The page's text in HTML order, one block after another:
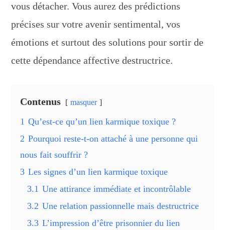
vous détacher. Vous aurez des prédictions
précises sur votre avenir sentimental, vos
émotions et surtout des solutions pour sortir de
cette dépendance affective destructrice.
Contenus masquer
1 Qu’est-ce qu’un lien karmique toxique ?
2 Pourquoi reste-t-on attaché à une personne qui
nous fait souffrir ?
3 Les signes d’un lien karmique toxique
3.1 Une attirance immédiate et incontrôlable
3.2 Une relation passionnelle mais destructrice
3.3 L’impression d’être prisonnier du lien